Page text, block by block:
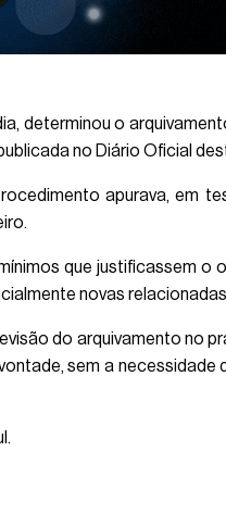
determinou o
no Diário Oficial
apurava, em
que justificassem o
novas
do arquivamento no
sem a necessidade